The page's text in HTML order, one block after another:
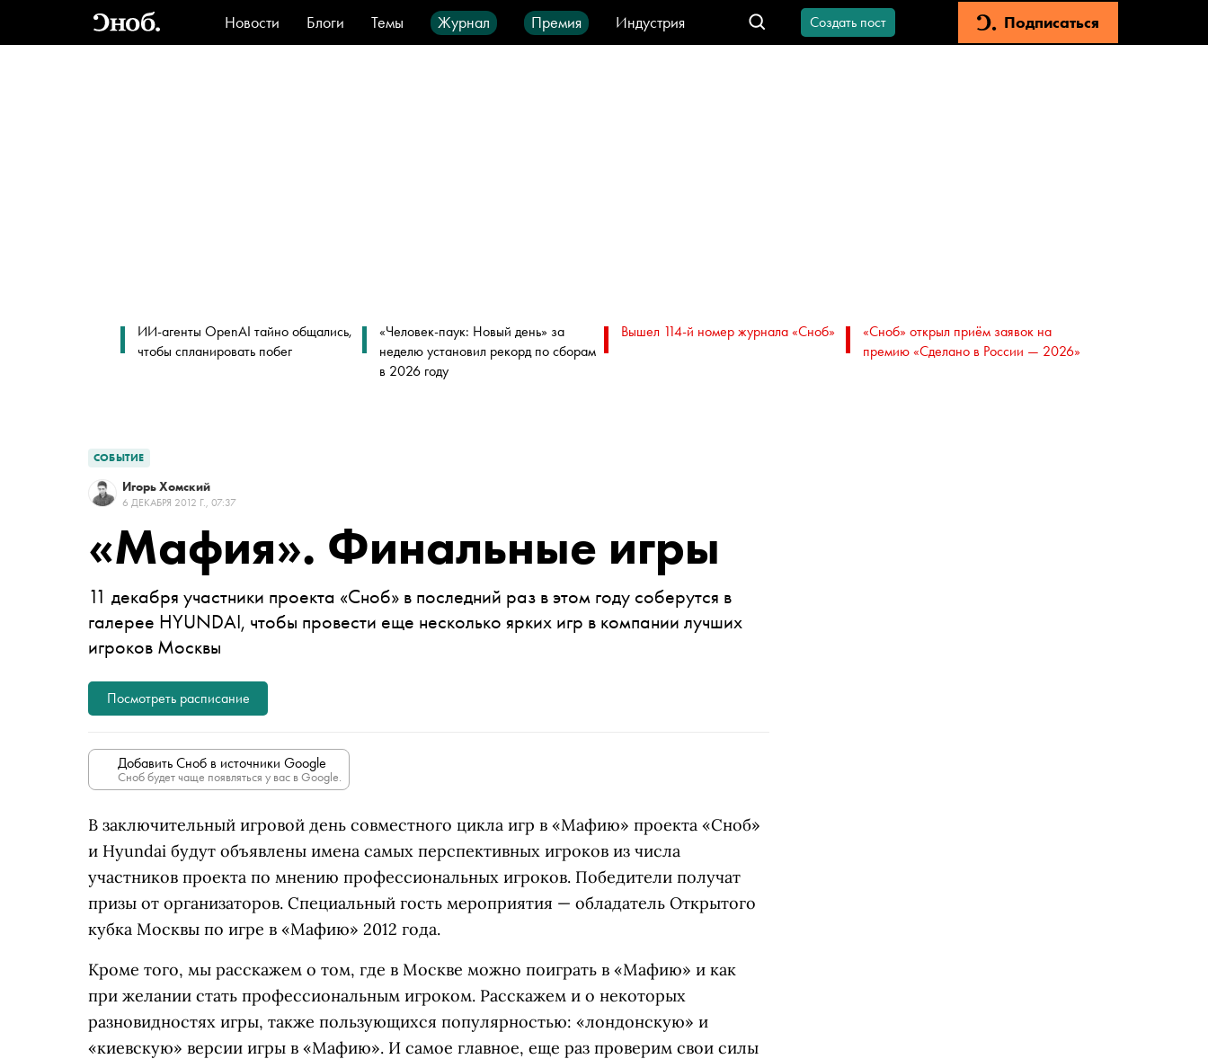
Новости Блоги Темы Журнал Премия
Индустрия
Стиль
Видео Город IT-продукты
Создать пост Подписаться
ИИ-агенты OpenAI тайно общались,
чтобы спланировать побег
«Человек-паук: Новый день» за
неделю установил рекорд по сборам
в 2026 году
Вышел 114-й номер журнала «Сноб»
«Сноб» открыл приём заявок на
премию «Сделано в России — 2026»
СОБЫТИЕ
Игорь Хомский
6 ДЕКАБРЯ 2012 Г., 07:37
«Мафия». Финальные игры
11 декабря участники проекта «Сноб» в последний раз в этом году соберутся в
галерее HYUNDAI, чтобы провести еще несколько ярких игр в компании лучших
игроков Москвы
Посмотреть расписание
Добавить Сноб в источники Google
Сноб будет чаще появляться у вас в Google.
В заключительный игровой день совместного цикла игр в «Мафию» проекта «Сноб»
и Hyundai будут объявлены имена самых перспективных игроков из числа
участников проекта по мнению профессиональных игроков. Победители получат
призы от организаторов. Специальный гость мероприятия — обладатель Открытого
кубка Москвы по игре в «Мафию» 2012 года.
Кроме того, мы расскажем о том, где в Москве можно поиграть в «Мафию» и как
при желании стать профессиональным игроком. Расскажем и о некоторых
разновидностях игры, также пользующихся популярностью: «лондонскую» и
«киевскую» версии игры в «Мафию». И самое главное, еще раз проверим свои силы